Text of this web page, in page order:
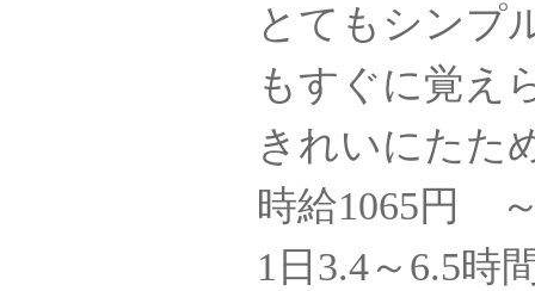
とてもシンプ
もすぐに覚え
きれいにたた
時給1065円
1日3.4～6.5時